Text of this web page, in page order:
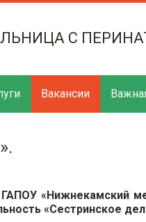
С
Вакансии
«Нижнекамский
«Сестринское